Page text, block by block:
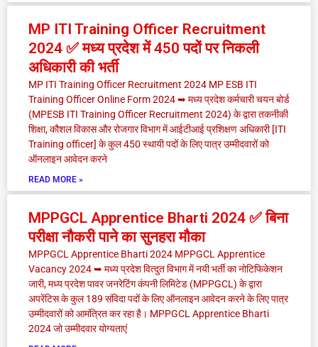
MP ITI Training Officer Recruitment
2024 ✅ मध्य प्रदेश में 450 पदों पर निकली
अधिकारी की भर्ती
MP ITI Training Officer Recruitment 2024 MP ESB ITI
Training Officer Online Form 2024 ➥ मध्य प्रदेश कर्मचारी चयन बोर्ड
(MPESB ITI Training Officer Recruitment 2024) के द्वारा तकनीकी
शिक्षा, कौशल विकास और रोजगार विभाग में आईटीआई प्रशिक्षण अधिकारी [ITI
Training officer] के कुल 450 स्थायी पदों के लिए पात्र उम्मीदवारों को
ऑनलाइन आवेदन करने
READ MORE »
MPPGCL Apprentice Bharti 2024 ✅ बिना
परीक्षा नौकरी पाने का सुनहरा मौका
MPPGCL Apprentice Bharti 2024 MPPGCL Apprentice
Vacancy 2024 ➥ मध्य प्रदेश वित्दुत विभाग में नयी भर्ती का नोटिफिकेशन
जारी, मध्य प्रदेश पावर जनरेटिंग कंपनी लिमिटेड (MPPGCL) के द्वारा
अपरेंटिस के कुल 189 संविदा पदों के लिए ऑनलाइन आवेदन करने के लिए पात्र
उम्मीदवारों को आमंत्रित कर रहा है। MPPGCL Apprentice Bharti
2024 जो उम्मीदवार योग्यताएं